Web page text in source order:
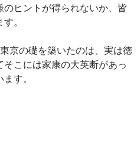
ヒントが得られないか、皆
。
京の礎を築いたのは、実は徳
こには家康の大英断があっ
す。